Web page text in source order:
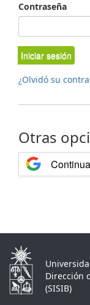
Contraseña
Iniciar sesión
¿Olvidó su
Otras
Dirección
(SISIB)